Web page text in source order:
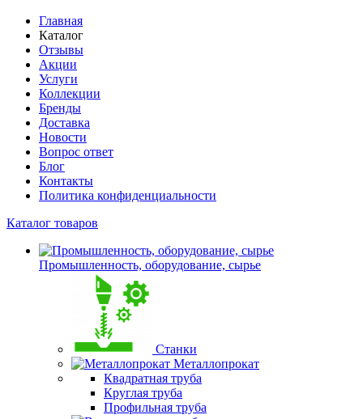
Главная
Каталог
Отзывы
Акции
Услуги
Коллекции
Бренды
Доставка
Новости
Вопрос ответ
Блог
Контакты
Политика конфиденциальности
Каталог товаров
Промышленность, оборудование, сырье
Станки
Металлопрокат
Квадратная труба
Круглая труба
Профильная труба